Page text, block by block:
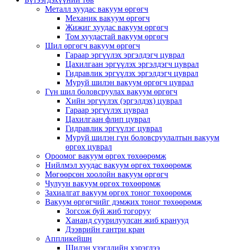
Металл хуудас вакуум өргөгч
Механик вакуум өргөгч
Жижиг хуудас вакуум өргөгч
Том хуудастай вакуум өргөгч
Шил өргөгч вакуум өргөгч
Гараар эргүүлэх эргэлдэгч цуврал
Цахилгаан эргүүлэх эргэлдэгч цуврал
Гидравлик эргүүлэх эргэлдэгч цуврал
Муруй шилэн вакуум өргөгч цуврал
Гүн шил боловсруулах вакуум өргөгч
Хийн эргүүлэх (эргэлдэх) цуврал
Гараар эргүүлэх цуврал
Цахилгаан флип цуврал
Гидравлик эргүүлэг цуврал
Муруй шилэн гүн боловсруулалтын вакуум
өргөх цуврал
Ороомог вакуум өргөх төхөөрөмж
Нийлмэл хуудас вакуум өргөх төхөөрөмж
Мөгөөрсөн хоолойн вакуум өргөгч
Чулуун вакуум өргөх төхөөрөмж
Захиалгат вакуум өргөх тоног төхөөрөмж
Вакуум өргөгчийг дэмжих тоног төхөөрөмж
Зогсож буй жиб тогоруу
Хананд суурилуулсан жиб кранууд
Дээврийн гантри кран
Аппликейшн
Шилэн үзэгдлийн хэрэглээ